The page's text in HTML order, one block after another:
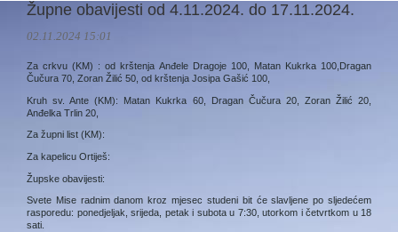
Župne obavijesti od 4.11.2024. do 17.11.2024.
02.11.2024 15:01
Za crkvu (KM) : od krštenja Anđele Dragoje 100, Matan Kukrka 100,Dragan
Čučura 70, Zoran Žilić 50, od krštenja Josipa Gašić 100,
Kruh sv. Ante (KM): Matan Kukrka 60, Dragan Čučura 20, Zoran Žilić 20,
Anđelka Trlin 20,
Za župni list (KM):
Za kapelicu Ortiješ:
Župske obavijesti:
Svete Mise radnim danom kroz mjesec studeni bit će slavljene po sljedećem
rasporedu: ponedjeljak, srijeda, petak i subota u 7:30, utorkom i četvrtkom u 18
sati.